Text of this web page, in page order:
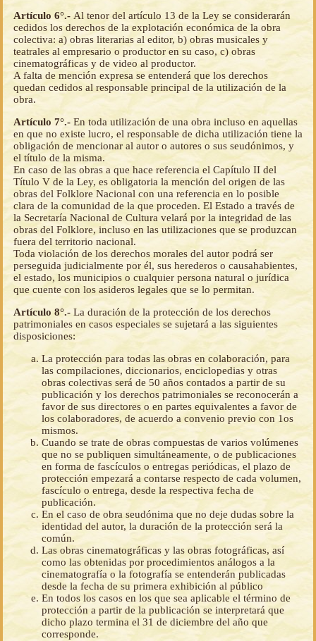
Artículo 6°.- Al tenor del artículo 13 de la Ley se considerarán
cedidos los derechos de la explotación económica de la obra
colectiva: a) obras literarias al editor, b) obras musicales y
teatrales al empresario o productor en su caso, c) obras
cinematográficas y de video al productor.
A falta de mención expresa se entenderá que los derechos
quedan cedidos al responsable principal de la utilización de la
obra.
Artículo 7°.- En toda utilización de una obra incluso en aquellas
en que no existe lucro, el responsable de dicha utilización tiene la
obligación de mencionar al autor o autores o sus seudónimos, y
el título de la misma.
En caso de las obras a que hace referencia el Capítulo II del
Título V de la Ley, es obligatoria la mención del origen de las
obras del Folklore Nacional con una referencia en lo posible
clara de la comunidad de la que proceden. El Estado a través de
la Secretaría Nacional de Cultura velará por la integridad de las
obras del Folklore, incluso en las utilizaciones que se produzcan
fuera del territorio nacional.
Toda violación de los derechos morales del autor podrá ser
perseguida judicialmente por él, sus herederos o causahabientes,
el estado, los municipios o cualquier persona natural o jurídica
que cuente con los asideros legales que se lo permitan.
Artículo 8°.- La duración de la protección de los derechos
patrimoniales en casos especiales se sujetará a las siguientes
disposiciones:
La protección para todas las obras en colaboración, para
las compilaciones, diccionarios, enciclopedias y otras
obras colectivas será de 50 años contados a partir de su
publicación y los derechos patrimoniales se reconocerán a
favor de sus directores o en partes equivalentes a favor de
los colaboradores, de acuerdo a convenio previo con 1os
mismos.
Cuando se trate de obras compuestas de varios volúmenes
que no se publiquen simultáneamente, o de publicaciones
en forma de fascículos o entregas periódicas, el plazo de
protección empezará a contarse respecto de cada volumen,
fascículo o entrega, desde la respectiva fecha de
publicación.
En el caso de obra seudónima que no deje dudas sobre la
identidad del autor, la duración de la protección será la
común.
Las obras cinematográficas y las obras fotográficas, así
como las obtenidas por procedimientos análogos a la
cinematografía o la fotografía se entenderán publicadas
desde la fecha de su primera exhibición al público
En todos los casos en los que sea aplicable el término de
protección a partir de la publicación se interpretará que
dicho plazo termina el 31 de diciembre del año que
corresponde.